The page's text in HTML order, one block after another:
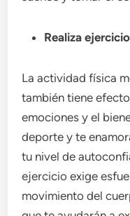
Realiza
La actividad física
también tiene
emociones y el
deporte y te
tu nivel de
ejercicio exige
movimiento del